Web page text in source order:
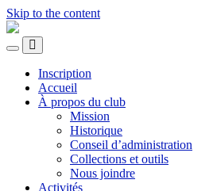
Skip to the content
CLUB
DE
MINÉRALOGIE
DE
QUÉBEC
Toggle
mobile
menu
Toggle
the
search
field
Inscription
Accueil
À propos du club
Mission
Historique
Conseil d’administration
Collections et outils
Nous joindre
Activités